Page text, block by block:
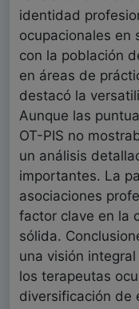
identidad
ocupacionales en
con la población
en áreas de
destacó la
Aunque las
OT-PIS no
un análisis
importantes. La
asociaciones
factor clave en la
sólida.
una visión
los terapeutas
diversificación de